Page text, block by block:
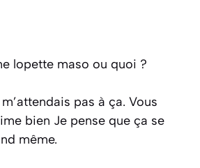
lopette maso ou quoi ?
pas à ça. Vous
bien Je pense que ça se
même.